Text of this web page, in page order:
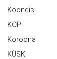
Koondis
KOP
Koroona
KÜSK